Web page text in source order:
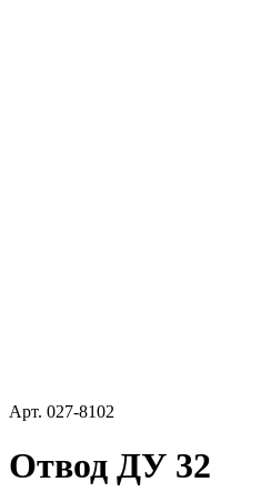
Арт. 027-8102
Отвод ДУ 32